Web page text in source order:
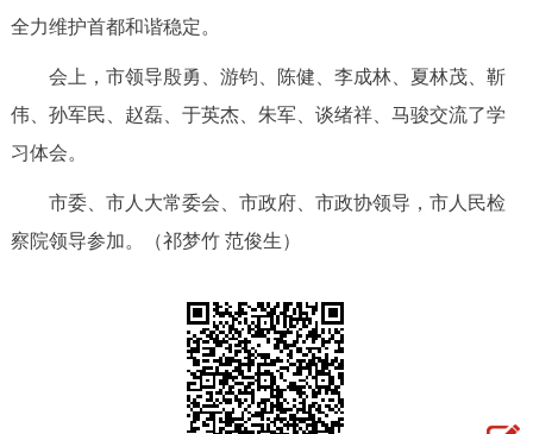
全力维护首都和谐稳定。
会上，市领导殷勇、游钧、陈健、李成林、夏林茂、靳
伟、孙军民、赵磊、于英杰、朱军、谈绪祥、马骏交流了学
习体会。
市委、市人大常委会、市政府、市政协领导，市人民检
察院领导参加。（祁梦竹 范俊生）